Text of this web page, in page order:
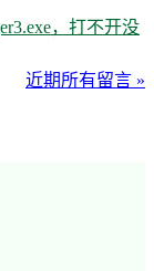
，打不开没
近期所有留言 »